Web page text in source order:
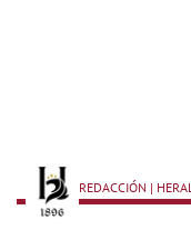
REDACCIÓN |